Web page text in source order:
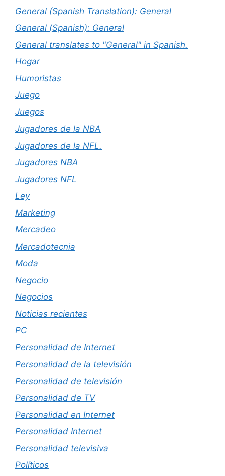
General (Spanish Translation): General
General (Spanish): General
General translates to "General" in Spanish.
Hogar
Humoristas
Juego
Juegos
Jugadores de la NBA
Jugadores de la NFL.
Jugadores NBA
Jugadores NFL
Ley
Marketing
Mercadeo
Mercadotecnia
Moda
Negocio
Negocios
Noticias recientes
PC
Personalidad de Internet
Personalidad de la televisión
Personalidad de televisión
Personalidad de TV
Personalidad en Internet
Personalidad Internet
Personalidad televisiva
Políticos